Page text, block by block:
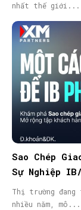
nhất thế giới...
Sao Chép
Sự Nghiệp
Thị trường đang
nhiều năm, mô...